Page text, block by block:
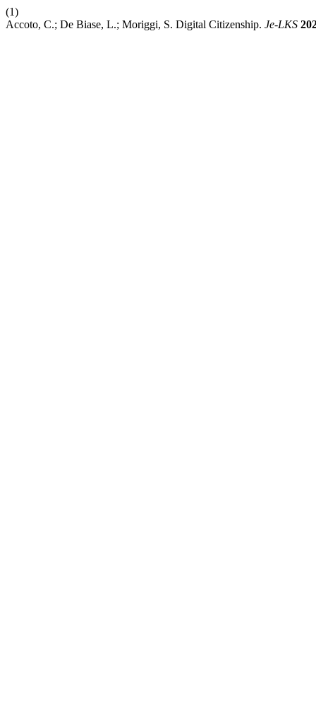
(1)
Accoto, C.; De Biase, L.; Moriggi, S. Digital Citizenship. Je-LKS